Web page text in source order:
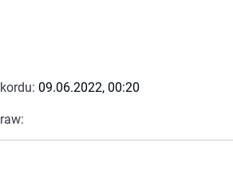
09.06.2022, 00:20